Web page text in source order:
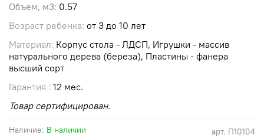
арт. П10104
Наличие: В наличии
Объем, м3: 0.57
Возраст ребенка: от 3 до 10 лет
Материал: Корпус стола - ЛДСП, Игрушки - массив
натурального дерева (береза), Пластины - фанера
высший сорт
Гарантия : 12 мес.
Товар сертифицирован.